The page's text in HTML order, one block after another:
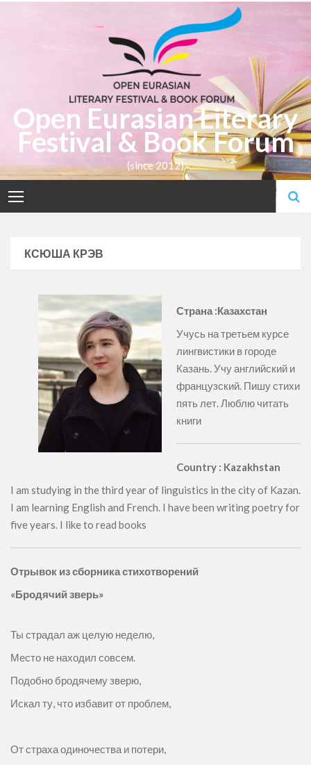
Open Eurasian Literary
Festival & Book Forum
(since 2012)
КСЮША КРЭВ
Страна :Казахстан
Учусь на третьем курсе
лингвистики в городе
Казань. Учу английский и
французский. Пишу стихи
пять лет. Люблю читать
книги
Country : Kazakhstan
I am studying in the third year of linguistics in the city of Kazan.
I am learning English and French. I have been writing poetry for
five years. I like to read books
Отрывок из сборника стихотворений
«Бродячий зверь»
Ты страдал аж целую неделю,
Место не находил совсем.
Подобно бродячему зверю,
Искал ту, что избавит от проблем,
От страха одиночества и потери,